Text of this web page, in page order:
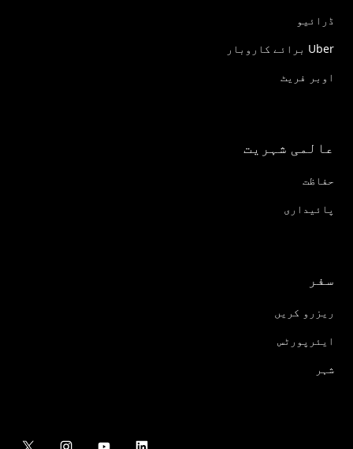
ڈرائیو
Uber برائے کاروبار
اوبر فریٹ
عالمی شہریت
حفاظت
پائیداری
سفر
ریزرو کریں
ایئرپورٹس
شہر